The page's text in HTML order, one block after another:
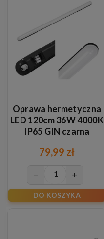
Oprawa hermetyczna
LED 120cm 36W 4000K
IP65 GIN czarna
79,99 zł
− +
DO KOSZYKA